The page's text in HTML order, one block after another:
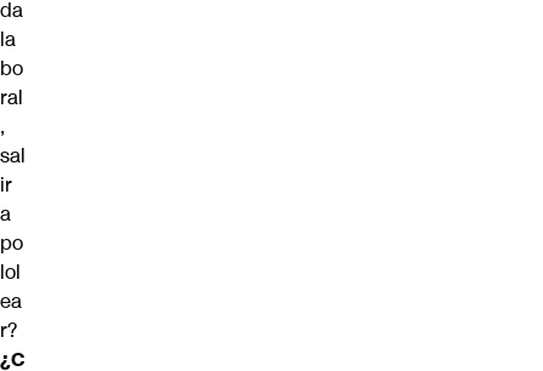
da
la
bo
ral
,
sal
ir
a
po
lol
ea
r?
¿C